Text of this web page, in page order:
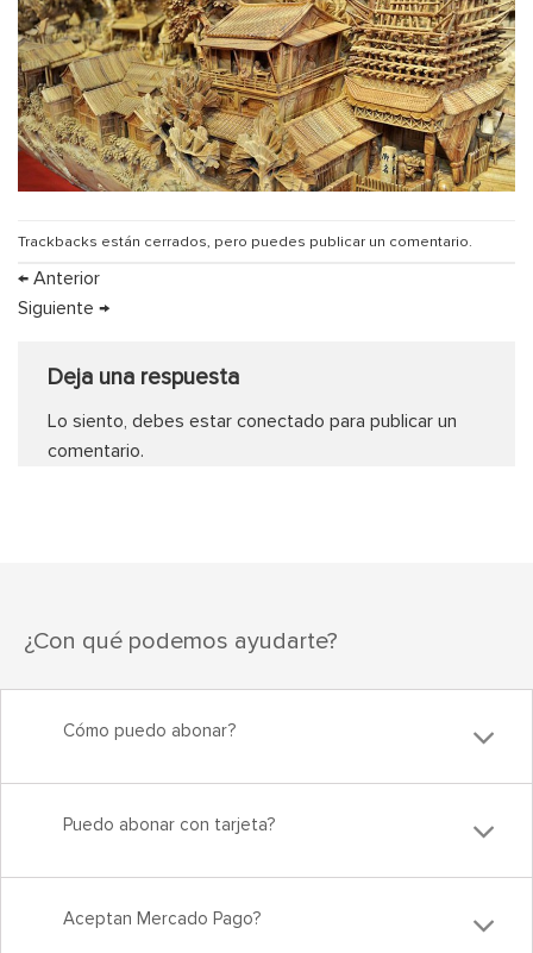
Trackbacks están cerrados, pero puedes publicar un comentario.
← Anterior
Siguiente →
Deja una respuesta
Lo siento, debes estar conectado para publicar un
comentario.
¿Con qué podemos ayudarte?
Cómo puedo abonar?
Puedo abonar con tarjeta?
Aceptan Mercado Pago?